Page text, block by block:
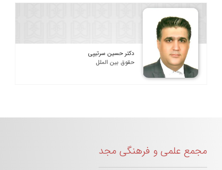
دکتر حسین سرتیپی
حقوق بین الملل
مجمع علمی و فرهنگی مجد